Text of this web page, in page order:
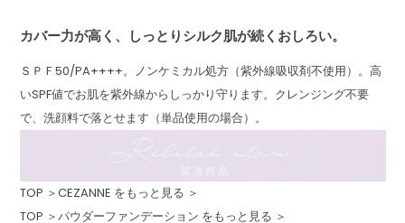
カバー力が高く、しっとりシルク肌が続くおしろい。
ＳＰＦ50/PA++++。ノンケミカル処方（紫外線吸収剤不使用）。高
いSPF値でお肌を紫外線からしっかり守ります。クレンジング不要
で、洗顔料で落とせます（単品使用の場合）。
TOP ＞CEZANNE をもっと見る ＞
TOP ＞パウダーファンデーション をもっと見る ＞